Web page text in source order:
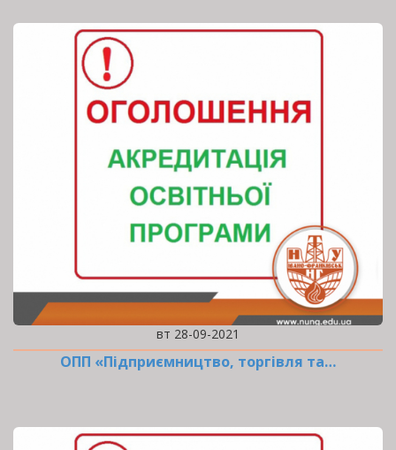
вт 28-09-2021
ОПП «Підприємництво, торгівля та…